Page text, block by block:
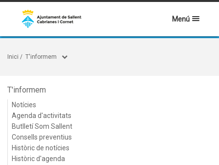
Menú
Inici / T'informem
T'informem
Notícies
Agenda d'activitats
Butlletí Som Sallent
Consells preventius
Històric de notícies
Històric d'agenda